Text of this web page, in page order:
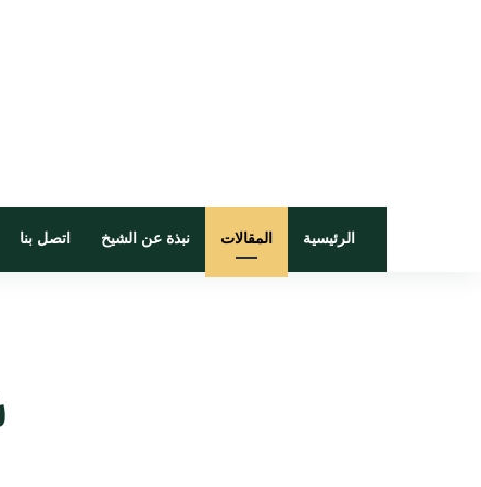
الرئيسية المقالات نبذة عن الشيخ اتصل بنا